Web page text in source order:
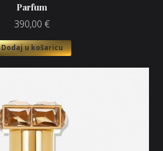
Parfum
390,00 €
Dodaj u košaricu